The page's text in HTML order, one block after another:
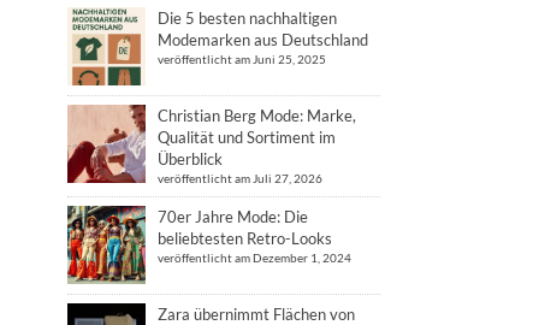
Die 5 besten nachhaltigen
Modemarken aus Deutschland
veröffentlicht am Juni 25, 2025
Christian Berg Mode: Marke,
Qualität und Sortiment im
Überblick
veröffentlicht am Juli 27, 2026
70er Jahre Mode: Die
beliebtesten Retro-Looks
veröffentlicht am Dezember 1, 2024
Zara übernimmt Flächen von